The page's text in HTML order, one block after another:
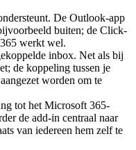
De Outlook-app
buiten; de Click-
werkt wel.
inbox. Net als bij
de koppeling tussen je
worden om te
tot het Microsoft 365-
de add-in centraal naar
van iedereen hem zelf te